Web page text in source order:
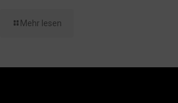
Mehr lesen